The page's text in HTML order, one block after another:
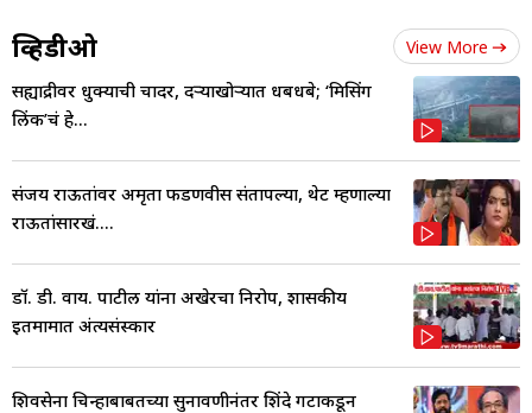
व्हिडीओ View More
सह्याद्रीवर धुक्याची चादर, दऱ्याखोऱ्यात धबधबे; ‘मिसिंग
लिंक’चं हे...
संजय राऊतांवर अमृता फडणवीस संतापल्या, थेट म्हणाल्या
राऊतांसारखं....
डॉ. डी. वाय. पाटील यांना अखेरचा निरोप, शासकीय
इतमामात अंत्यसंस्कार
शिवसेना चिन्हाबाबतच्या सुनावणीनंतर शिंदे गटाकडून